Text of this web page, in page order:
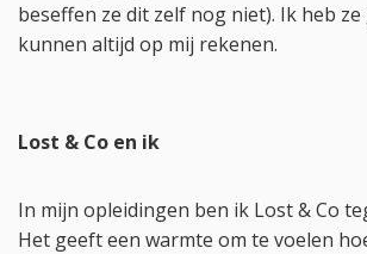
beseffen ze dit zelf nog niet). Ik heb
kunnen altijd op mij rekenen.
Lost & Co en ik
In mijn opleidingen ben ik Lost & Co
Het geeft een warmte om te voelen